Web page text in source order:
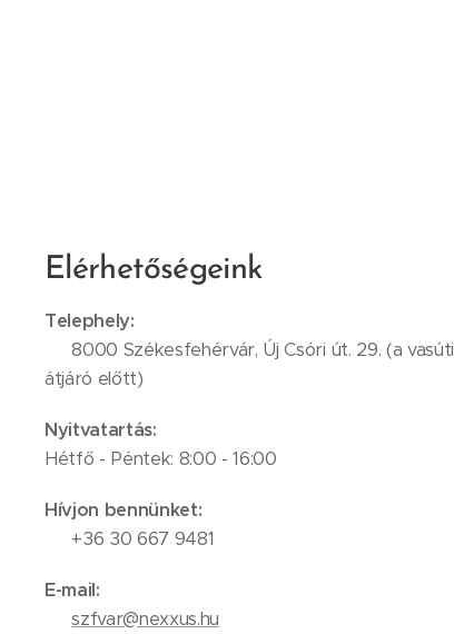
Elérhetőségeink
Telephely:
📍 8000 Székesfehérvár, Új Csóri út. 29. (a vasúti
átjáró előtt)
Nyitvatartás:
Hétfő - Péntek: 8:00 - 16:00
Hívjon bennünket:
📞 +36 30 667 9481
E-mail:
✉️szfvar@nexxus.hu